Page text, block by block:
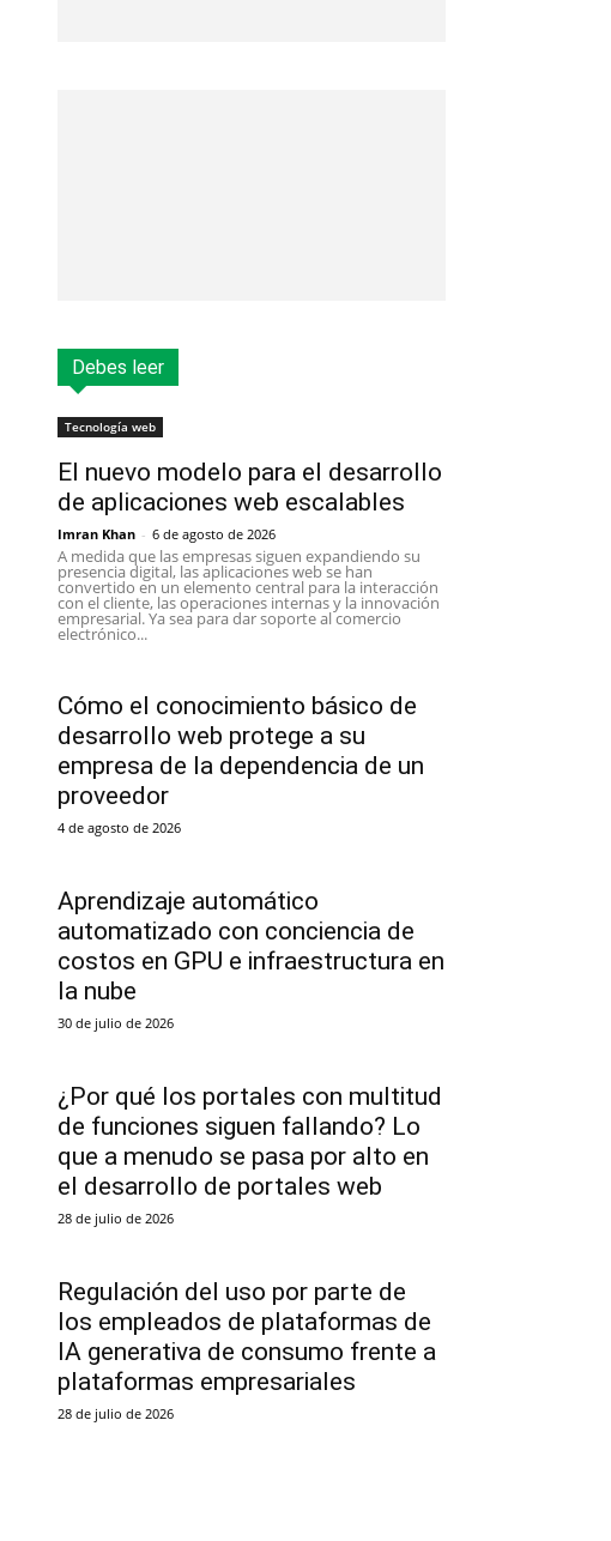
Debes leer
Tecnología web
El nuevo modelo para el desarrollo
de aplicaciones web escalables
Imran Khan - 6 de agosto de 2026
A medida que las empresas siguen expandiendo su
presencia digital, las aplicaciones web se han
convertido en un elemento central para la interacción
con el cliente, las operaciones internas y la innovación
empresarial. Ya sea para dar soporte al comercio
electrónico...
Cómo el conocimiento básico de
desarrollo web protege a su
empresa de la dependencia de un
proveedor
4 de agosto de 2026
Aprendizaje automático
automatizado con conciencia de
costos en GPU e infraestructura en
la nube
30 de julio de 2026
¿Por qué los portales con multitud
de funciones siguen fallando? Lo
que a menudo se pasa por alto en
el desarrollo de portales web
28 de julio de 2026
Regulación del uso por parte de
los empleados de plataformas de
IA generativa de consumo frente a
plataformas empresariales
28 de julio de 2026